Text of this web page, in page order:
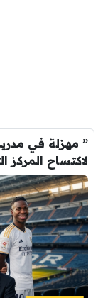
” مهزلة في
لاكتساح المركز